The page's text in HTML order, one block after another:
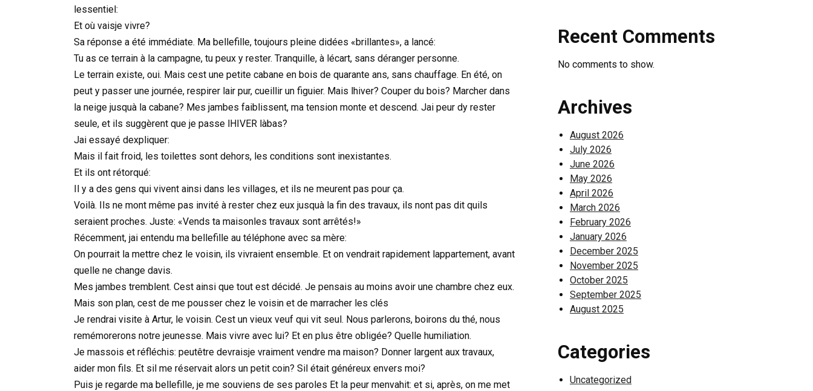
lessentiel:
Et où vaisje vivre?
Sa réponse a été immédiate. Ma bellefille, toujours pleine didées «brillantes», a lancé:
Tu as ce terrain à la campagne, tu peux y rester. Tranquille, à lécart, sans déranger personne.
Le terrain existe, oui. Mais cest une petite cabane en bois de quarante ans, sans chauffage. En été, on
peut y passer une journée, respirer lair pur, cueillir un figuier. Mais lhiver? Couper du bois? Marcher dans
la neige jusquà la cabane? Mes jambes faiblissent, ma tension monte et descend. Jai peur dy rester
seule, et ils suggèrent que je passe lHIVER làbas?
Jai essayé dexpliquer:
Mais il fait froid, les toilettes sont dehors, les conditions sont inexistantes.
Et ils ont rétorqué:
Il y a des gens qui vivent ainsi dans les villages, et ils ne meurent pas pour ça.
Voilà. Ils ne mont même pas invité à rester chez eux jusquà la fin des travaux, ils nont pas dit quils
seraient proches. Juste: «Vends ta maisonles travaux sont arrêtés!»
Récemment, jai entendu ma bellefille au téléphone avec sa mère:
On pourrait la mettre chez le voisin, ils vivraient ensemble. Et on vendrait rapidement lappartement, avant
quelle ne change davis.
Mes jambes tremblent. Cest ainsi que tout est décidé. Je pensais au moins avoir une chambre chez eux.
Mais son plan, cest de me pousser chez le voisin et de marracher les clés
Je rendrai visite à Artur, le voisin. Cest un vieux veuf qui vit seul. Nous parlerons, boirons du thé, nous
remémorerons notre jeunesse. Mais vivre avec lui? Et en plus être obligée? Quelle humiliation.
Je massois et réfléchis: peutêtre devraisje vraiment vendre ma maison? Donner largent aux travaux,
aider mon fils. Et sil me réservait alors un petit coin? Sil était généreux envers moi?
Puis je regarde ma bellefille, je me souviens de ses paroles Et la peur menvahit: et si, après, on me met
Recent Comments
No comments to show.
Archives
August 2026
July 2026
June 2026
May 2026
April 2026
March 2026
February 2026
January 2026
December 2025
November 2025
October 2025
September 2025
August 2025
Categories
Uncategorized